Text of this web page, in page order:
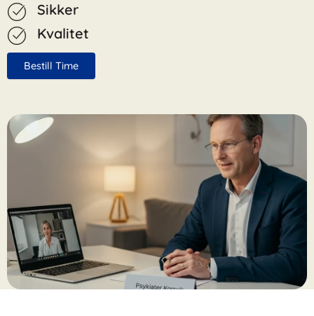
Sikker
Kvalitet
Bestill Time